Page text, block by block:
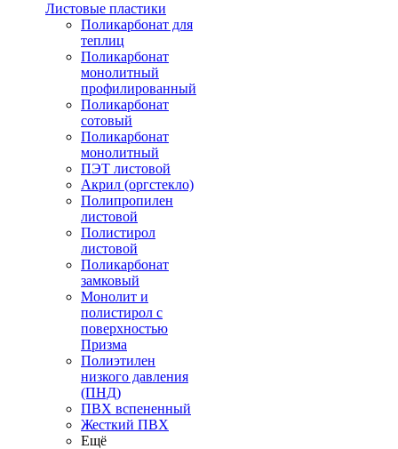
Листовые пластики
Поликарбонат для
теплиц
Поликарбонат
монолитный
профилированный
Поликарбонат
сотовый
Поликарбонат
монолитный
ПЭТ листовой
Акрил (оргстекло)
Полипропилен
листовой
Полистирол
листовой
Поликарбонат
замковый
Монолит и
полистирол с
поверхностью
Призма
Полиэтилен
низкого давления
(ПНД)
ПВХ вспененный
Жесткий ПВХ
Ещё